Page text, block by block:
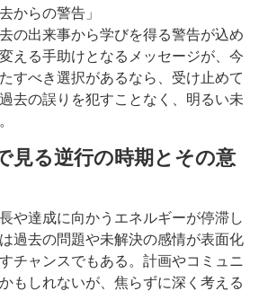
からの警告」
の出来事から学びを得る警告が込め
える手助けとなるメッセージが、今
すべき選択があるなら、受け止めて
去の誤りを犯すことなく、明るい未
見る逆行の時期とその意
や達成に向かうエネルギーが停滞し
過去の問題や未解決の感情が表面化
チャンスでもある。計画やコミュニ
もしれないが、焦らずに深く考える